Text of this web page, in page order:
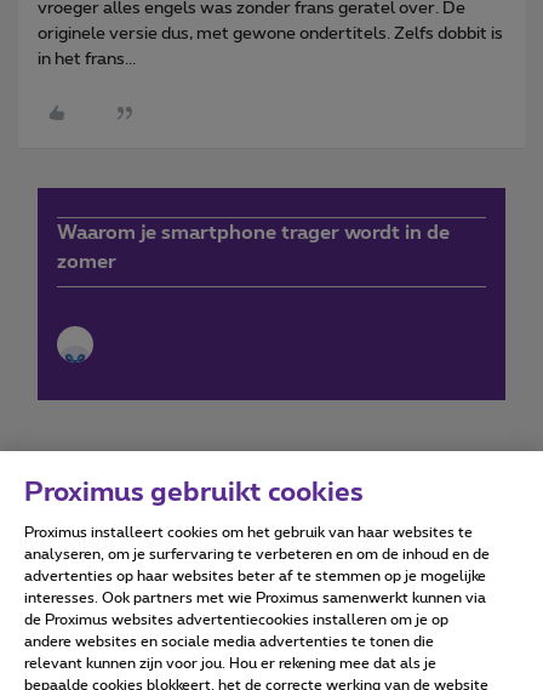
vroeger alles engels was zonder frans geratel over. De
originele versie dus, met gewone ondertitels. Zelfs dobbit is
in het frans...
Waarom je smartphone trager wordt in de
zomer
Forumvoorwaarden Accessibility statement
Alle rechten voorbehouden. © Proximus
Proximus gebruikt cookies
Proximus installeert cookies om het gebruik van haar websites te
analyseren, om je surfervaring te verbeteren en om de inhoud en de
advertenties op haar websites beter af te stemmen op je mogelijke
interesses. Ook partners met wie Proximus samenwerkt kunnen via
de Proximus websites advertentiecookies installeren om je op
andere websites en sociale media advertenties te tonen die
relevant kunnen zijn voor jou. Hou er rekening mee dat als je
bepaalde cookies blokkeert, het de correcte werking van de website